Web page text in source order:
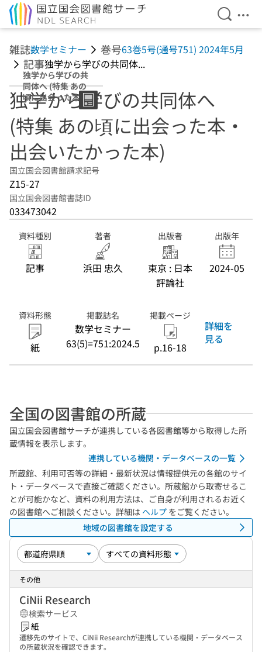
検索を
メ
雑誌数学セミナー 巻号63巻5号(通号751) 2024年5月
記事独学から学びの共同体...
独学から学びの共
同体へ (特集 あの
頃に出会った本・
出会いたかった
本)
独学から学びの共同体へ
(特集 あの頃に出会った本・
出会いたかった本)
国立国会図書館請求記号
Z15-27
国立国会図書館書誌ID
033473042
資料種別
記事
著者
浜田 忠久
出版者
東京 : 日本
評論社
出版年
2024-05
資料形態
紙
掲載誌名
数学セミナー
63(5)=751:2024.5
掲載ページ
p.16-18
詳細を
見る
全国の図書館の所蔵
国立国会図書館サーチが連携している各図書館等から取得した所
蔵情報を表示します。
連携している機関・データベースの一覧
所蔵館、利用可否等の詳細・最新状況は情報提供元の各館のサイ
ト・データベースで直接ご確認ください。所蔵館から取寄せるこ
とが可能かなど、資料の利用方法は、ご自身が利用されるお近く
の図書館へご相談ください。詳細は ヘルプ をご覧ください。
地域の図書館を設定する
その他
CiNii Research
検索サービス
紙
遷移先のサイトで、CiNii Researchが連携している機関・データベース
の所蔵状況を確認できます。